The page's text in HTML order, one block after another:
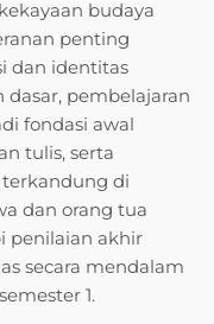
budaya
penting
dan identitas
dasar, pembelajaran
fondasi awal
tulis, serta
di
dan orang tua
penilaian akhir
secara mendalam
1.